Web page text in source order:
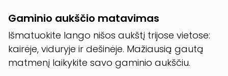
Gaminio aukščio matavimas
Išmatuokite lango nišos aukštį trijose vietose:
kairėje, viduryje ir dešinėje. Mažiausią gautą
matmenį laikykite savo gaminio aukščiu.